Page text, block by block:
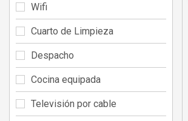
Wifi
Cuarto de Limpieza
Despacho
Cocina equipada
Televisión por cable